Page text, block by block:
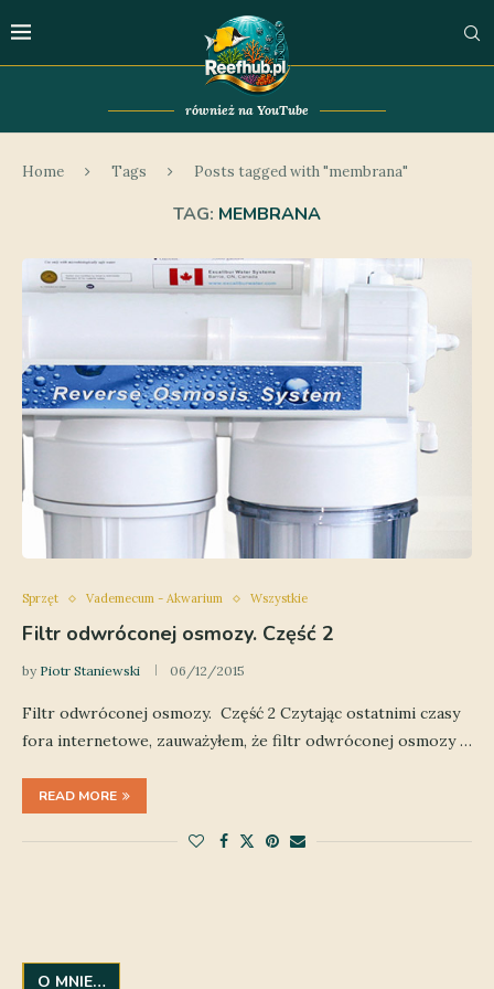
również na YouTube
Home Tags Posts tagged with "membrana"
TAG: MEMBRANA
Sprzęt Vademecum - Akwarium Wszystkie
Filtr odwróconej osmozy. Część 2
by Piotr Staniewski 06/12/2015
Filtr odwróconej osmozy. Część 2 Czytając ostatnimi czasy
fora internetowe, zauważyłem, że filtr odwróconej osmozy …
READ MORE
O MNIE…